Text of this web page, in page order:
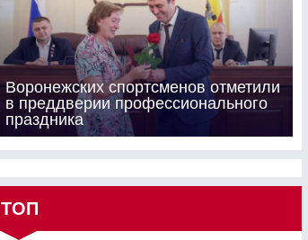
Воронежских спортсменов отметили
в преддверии профессионального
праздника
ТОП